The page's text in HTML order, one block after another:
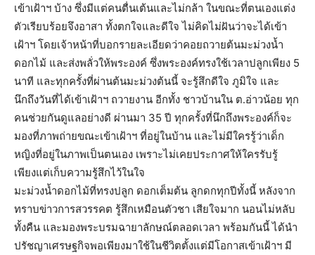
เข้าเฝ้าฯ บ้าง ซึ่งมีแต่คนตื่นเต้นและไม่กล้า ในขณะที่ตนเองแต่ง
ตัวเรียบร้อยจึงอาสา ทั้งตกใจและดีใจ ไม่คิดไม่ฝันว่าจะได้เข้า
เฝ้าฯ โดยเจ้าหน้าที่บอกรายละเอียดว่าคอยถวายต้นมะม่วงน้ำ
ดอกไม้ และส่งพลั่วให้พระองค์ ซึ่งพระองค์ทรงใช้เวลาปลูกเพียง 5
นาที และทุกครั้งที่ผ่านต้นมะม่วงต้นนี้ จะรู้สึกดีใจ ภูมิใจ และ
นึกถึงวันที่ได้เข้าเฝ้าฯ ถวายงาน อีกทั้ง ชาวบ้านใน ต.อ่าวน้อย ทุก
คนช่วยกันดูแลอย่างดี ผ่านมา 35 ปี ทุกครั้งที่นึกถึงพระองค์ก็จะ
มองที่ภาพถ่ายขณะเข้าเฝ้าฯ ที่อยู่ในบ้าน และไม่มีใครรู้ว่าเด็ก
หญิงที่อยู่ในภาพเป็นตนเอง เพราะไม่เคยประกาศให้ใครรับรู้
เพียงแต่เก็บความรู้สึกไว้ในใจ
มะม่วงน้ำดอกไม้ที่ทรงปลูก ดอกเต็มต้น ลูกดกทุกปีทั้งนี้ หลังจาก
ทราบข่าวการสวรรคต รู้สึกเหมือนตัวชา เสียใจมาก นอนไม่หลับ
ทั้งคืน และมองพระบรมฉายาลักษณ์ตลอดเวลา พร้อมกันนี้ ได้นำ
ปรัชญาเศรษฐกิจพอเพียงมาใช้ในชีวิตตั้งแต่มีโอกาสเข้าเฝ้าฯ มี